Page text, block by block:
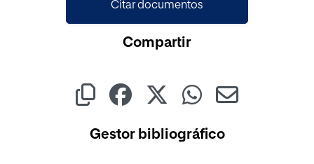
Citar documentos
Compartir
Gestor bibliográfico